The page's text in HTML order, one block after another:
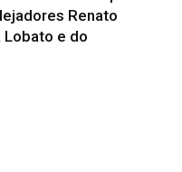
Renato
Lobato e do